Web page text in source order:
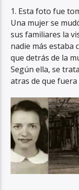
1. Esta foto fue
Una mujer se
sus familiares la
nadie más estaba
que detrás de la
Según ella, se
atras de que fuera